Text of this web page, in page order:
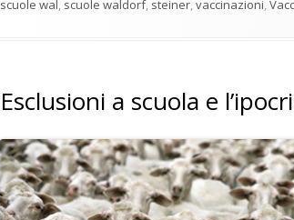
scuole wal scuole waldorf, steiner vaccinazioni
Esclusioni a scuola e